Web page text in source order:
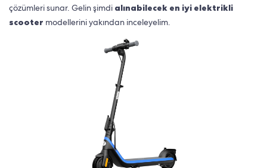
çözümleri sunar. Gelin şimdi alınabilecek en iyi elektrikli
scooter modellerini yakından inceleyelim.